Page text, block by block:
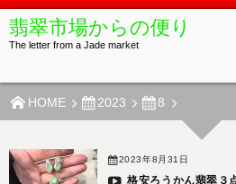
翡翠市場からの便り
The letter from a Jade market
HOME 2023 8
2023年8月31日
格安ろうかん翡翠